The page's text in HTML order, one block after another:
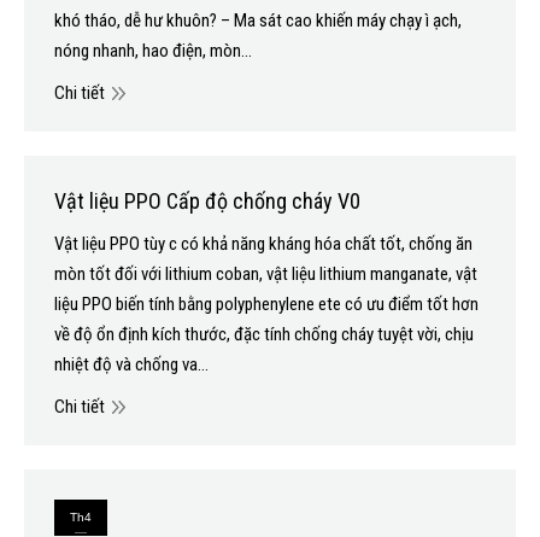
khó tháo, dễ hư khuôn? – Ma sát cao khiến máy chạy ì ạch,
nóng nhanh, hao điện, mòn…
Chi tiết
Vật liệu PPO Cấp độ chống cháy V0
Vật liệu PPO tùy c có khả năng kháng hóa chất tốt, chống ăn
mòn tốt đối với lithium coban, vật liệu lithium manganate, vật
liệu PPO biến tính bằng polyphenylene ete có ưu điểm tốt hơn
về độ ổn định kích thước, đặc tính chống cháy tuyệt vời, chịu
nhiệt độ và chống va…
Chi tiết
Th4